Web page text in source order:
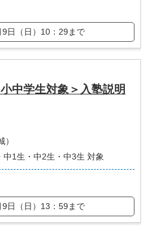
9日（日）10：29まで
中学生対象＞入塾説明
中1生・中2生・中3生 対象
9日（日）13：59まで